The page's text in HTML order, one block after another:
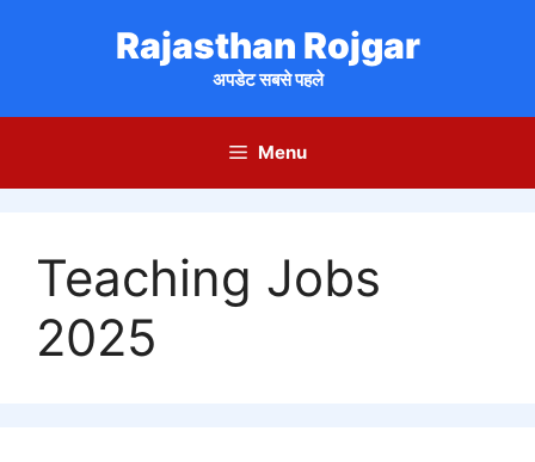
Rajasthan Rojgar
अपडेट सबसे पहले
Menu
Teaching Jobs
2025